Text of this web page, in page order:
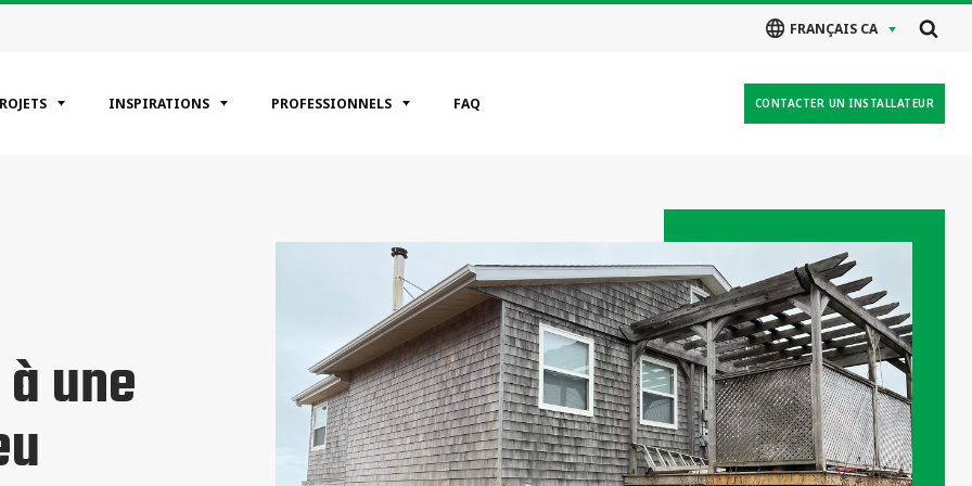
FRANÇAIS CA
INSPIRATIONS PROFESSIONNELS FAQ CONTACTER UN INSTALLATEUR
une